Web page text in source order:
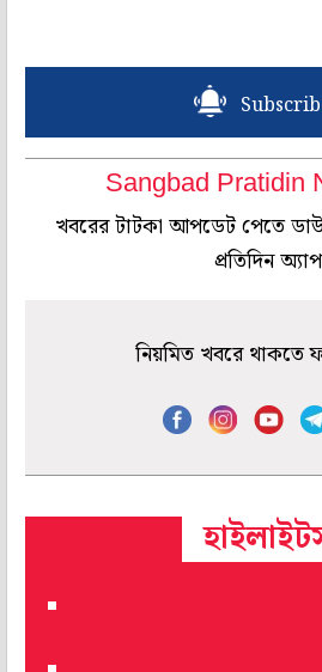
Sangbad Pratidin
খবরের টাটকা আপডেট পেতে
প্রতিদিন অ্যাপ
নিয়মিত খবরে